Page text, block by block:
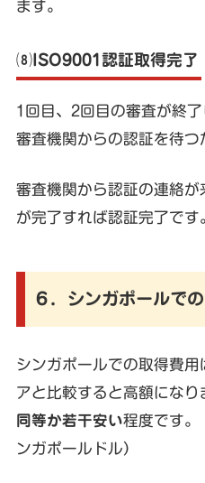
ます。
⑻ISO9001認証取得完了
1回目、2回目の審査が終
審査機関からの認証を待つ
審査機関から認証の連絡
が完了すれば認証完了です
６．シンガポールで
シンガポールでの取得費
アと比較すると高額になり
同等か若干安い程度です
ンガポールドル）